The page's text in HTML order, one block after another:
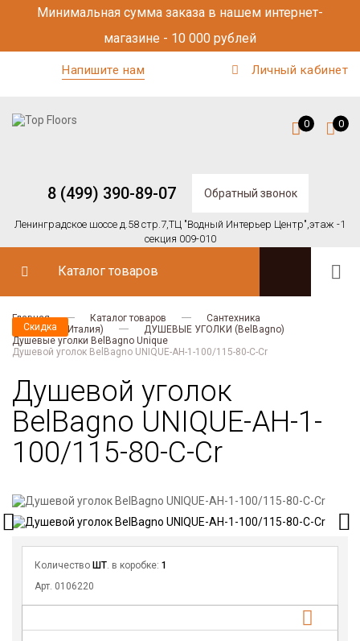
Минимальная сумма заказа в нашем интернет-
магазине - 10 000 рублей
Напишите нам Личный кабинет
8 (499) 390-89-07 Обратный звонок
Ленинградское шоссе д.58 стр.7,ТЦ "Водный Интерьер Центр",этаж -1
секция 009-010
0 0
Каталог товаров
Главная Каталог товаров
Сантехника
BELBAGNO (Италия)
ДУШЕВЫЕ УГОЛКИ (BelBagno)
Душевые уголки BelBagno Unique
Душевой уголок BelBagno UNIQUE-AH-1-100/115-80-C-Cr
Душевой уголок
BelBagno UNIQUE-AH-1-
100/115-80-C-Cr
Скидка
Количество ШТ. в коробке: 1
Арт. 0106220